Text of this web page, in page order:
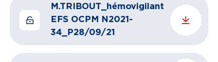
M.TRIBOUT_hémovigilant
EFS OCPM N2021-
34_P28/09/21